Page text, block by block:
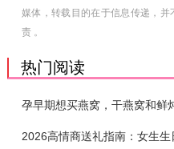
媒体，转载目的在于信息传递，
责 。
热门阅读